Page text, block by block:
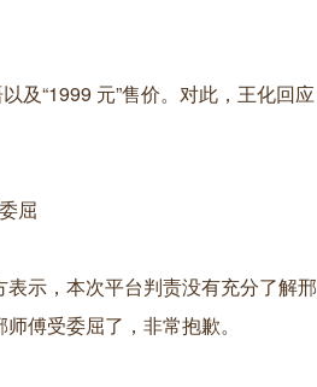
及“1999 元”售价。对此，王化回应
屈
示，本次平台判责没有充分了解邢
傅受委屈了，非常抱歉。